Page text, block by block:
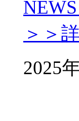
NEWS
＞＞
2025